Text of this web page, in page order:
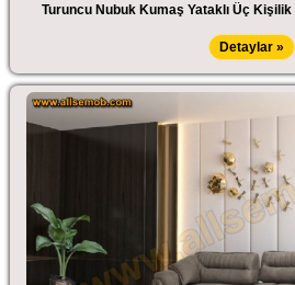
Turuncu Nubuk Kumaş Yataklı Üç
Detaylar »